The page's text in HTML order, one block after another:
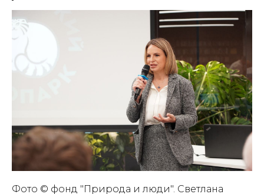
Фото © фонд "Природа и люди". Светлана